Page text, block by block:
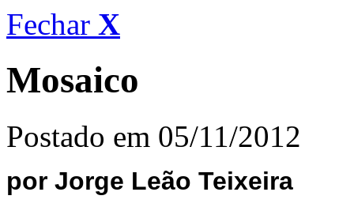
Fechar X
Mosaico
Postado em 05/11/2012
por Jorge Leão Teixeira